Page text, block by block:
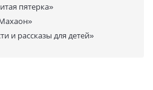
пятерка»
и рассказы для детей»